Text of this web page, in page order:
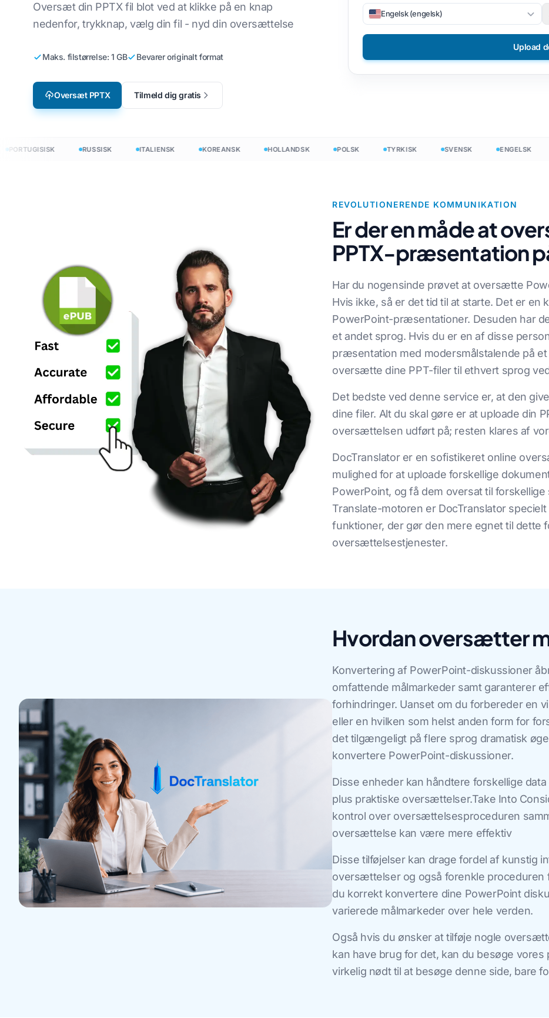
Lokalisering af videospil Oversæt CSV-filer
InDesign ordtælling
.DOCX Word Counter
PowerPoint-ordtælling
DOCX til TXT
Engelsk til koreansk
Engelsk til indonesisk
Engelsk til hindi
Vietnamesisk
Irsk
Filippinsk
Alle 120+ sprog →
Oversæt din PPTX fil blot ved at klikke på en knap
nedenfor, trykknap, vælg din fil - nyd din oversættelse
Maks. filstørrelse: 1 GB Bevarer originalt format
Oversæt PPTX Tilmeld dig gratis
Engelsk (engelsk)
Upload
RUSSISK ITALIENSK KOREANSK HOLLANDSK POLSK TYRKISK SVENSK ENGELSK
REVOLUTIONERENDE KOMMUNIKATION
Er der en måde at
PPTX-præsentation
Har du nogensinde prøvet at oversætte
Hvis ikke, så er det tid til at starte. Det er en
PowerPoint-præsentationer. Desuden har
et andet sprog. Hvis du er en af disse
præsentation med modersmålstalende på
oversætte dine PPT-filer til ethvert sprog
Det bedste ved denne service er, at den
dine filer. Alt du skal gøre er at uploade din
oversættelsen udført på; resten klares af
DocTranslator er en sofistikeret online
mulighed for at uploade forskellige
PowerPoint, og få dem oversat til
Translate-motoren er DocTranslator
funktioner, der gør den mere egnet til dette
oversættelsestjenester.
Hvordan oversætter
Konvertering af PowerPoint-diskussioner
omfattende målmarkeder samt garanterer
forhindringer. Uanset om du forbereder en
eller en hvilken som helst anden form for
det tilgængeligt på flere sprog dramatisk
konvertere PowerPoint-diskussioner.
Disse enheder kan håndtere forskellige
plus praktiske oversættelser.Take Into
kontrol over oversættelsesproceduren
oversættelse kan være mere effektiv
Disse tilføjelser kan drage fordel af kunstig
oversættelser og også forenkle proceduren
du korrekt konvertere dine PowerPoint
varierede målmarkeder over hele verden.
Også hvis du ønsker at tilføje nogle
kan have brug for det, kan du besøge
virkelig nødt til at besøge denne side, bare